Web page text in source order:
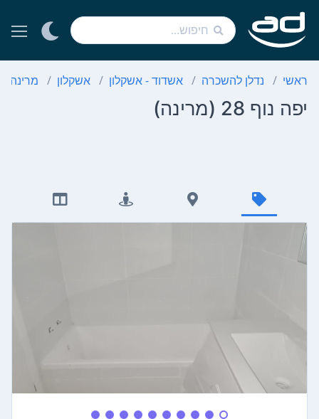
ראשי נדלן להשכרה אשדוד - אשקלון אשקלון מרינה
יפה נוף 28 (מרינה)